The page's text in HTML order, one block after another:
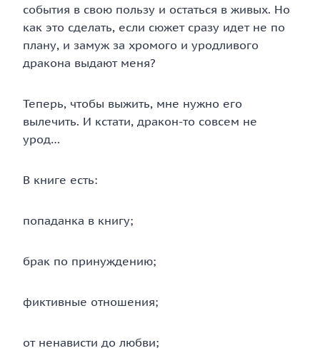
события в свою пользу и остаться в живых. Но
как это сделать, если сюжет сразу идет не по
плану, и замуж за хромого и уродливого
дракона выдают меня?
Теперь, чтобы выжить, мне нужно его
вылечить. И кстати, дракон-то совсем не
урод…
В книге есть:
попаданка в книгу;
брак по принуждению;
фиктивные отношения;
от ненависти до любви;